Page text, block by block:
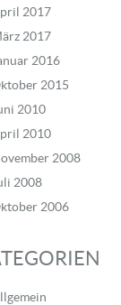
2017
2017
2016
2015
2010
2010
2008
2008
2006